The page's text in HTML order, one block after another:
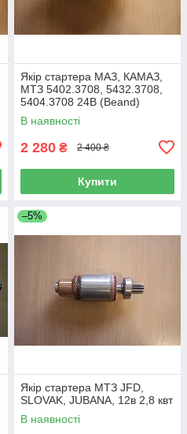
Якір стартера МАЗ, КАМАЗ,
МТЗ 5402.3708, 5432.3708,
5404.3708 24В (Beand)
В наявності
2 280 ₴ 2 400 ₴
Купити
–5%
Якір стартера МТЗ JFD,
SLOVAK, JUBANA, 12в 2,8 квт
В наявності